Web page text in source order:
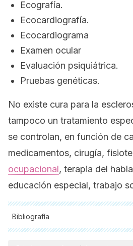
Ecografía.
Ecocardiografía.
Ecocardiograma
Examen ocular
Evaluación psiquiátrica.
Pruebas genéticas.
No existe cura para la
tampoco un tratamiento
se controlan, en función de
medicamentos, cirugía,
ocupacional, terapia del
educación especial, trabajo
Bibliografía
Todas las fuentes citadas fueron